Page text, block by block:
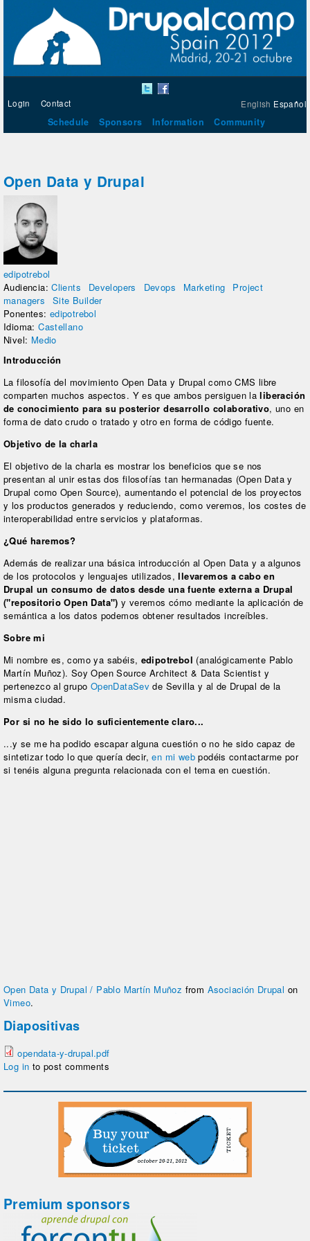
English Español
Login Contact
Schedule Sponsors Information Community
Open Data y Drupal
edipotrebol
Audiencia:Clients Developers Devops Marketing
Project
managers
Site Builder
Ponentes: edipotrebol
Idioma:Castellano
Nivel: Medio
Introducción
La filosofía del movimiento Open Data y Drupal como CMS libre
comparten muchos aspectos. Y es que ambos persiguen laliberación
de conocimiento para su posterior desarrollo colaborativo, uno en
forma de dato crudo o tratado y otro en forma de código fuente.
Objetivo de la charla
El objetivo de la charla es mostrar los beneficios que se nos
presentan al unir estas dos filosofías tan hermanadas (Open Data y
Drupal como Open Source), aumentando el potencial de los proyectos
y los productos generados y reduciendo, como veremos, los costes de
interoperabilidad entre servicios y plataformas.
¿Qué haremos?
Además de realizar una básica introducción al Open Data y a algunos
de los protocolos y lenguajes utilizados,llevaremos a cabo en
Drupal un consumo de datos desde una fuente externa a Drupal
("repositorio Open Data") y veremos cómo mediante la aplicación de
semántica a los datos podemos obtener resultados increíbles.
Sobre mi
Mi nombre es, como ya sabéis, edipotrebol (analógicamente Pablo
Martín Muñoz). Soy Open Source Architect & Data Scientist y
pertenezco al grupo OpenDataSev de Sevilla y al de Drupal de la
misma ciudad.
Por si no he sido lo suficientemente claro...
...y se me ha podido escapar alguna cuestión o no he sido capaz de
sintetizar todo lo que quería decir,en mi webpodéis contactarme por
si tenéis alguna pregunta relacionada con el tema en cuestión.
Open Data y Drupal / Pablo Martín Muñoz from Asociación Drupal on
Vimeo.
Diapositivas
opendata-y-drupal.pdf
Log in to post comments
Premium sponsors